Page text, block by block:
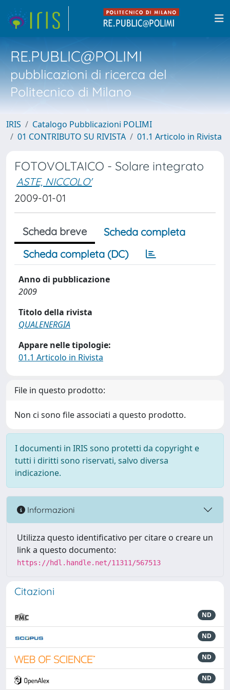
RE.PUBLIC@POLIMI
pubblicazioni di ricerca del
Politecnico di Milano
IRIS
Catalogo Pubblicazioni POLIMI
01 CONTRIBUTO SU RIVISTA
01.1 Articolo in Rivista
FOTOVOLTAICO - Solare integrato
ASTE, NICCOLO'
2009-01-01
Scheda breve
Scheda completa
Scheda completa (DC)
Anno di pubblicazione
2009
Titolo della rivista
QUALENERGIA
Appare nelle tipologie:
01.1 Articolo in Rivista
File in questo prodotto:
Non ci sono file associati a questo prodotto.
I documenti in IRIS sono protetti da copyright e
tutti i diritti sono riservati, salvo diversa
indicazione.
Informazioni
Utilizza questo identificativo per citare o creare un
link a questo documento:
https://hdl.handle.net/11311/567513
Citazioni
ND
ND
ND
ND